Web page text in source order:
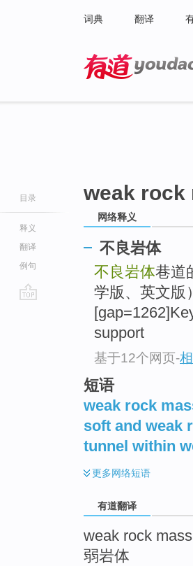
词典 翻译
目录
释义
翻译
例句
weak rock
网络释义
不良岩体
不良岩体巷道
学版、英文版
support
基于12个网页-
短语
weak rock
soft and weak
tunnel within
更多网络短语
有道翻译
weak rock mass
弱岩体